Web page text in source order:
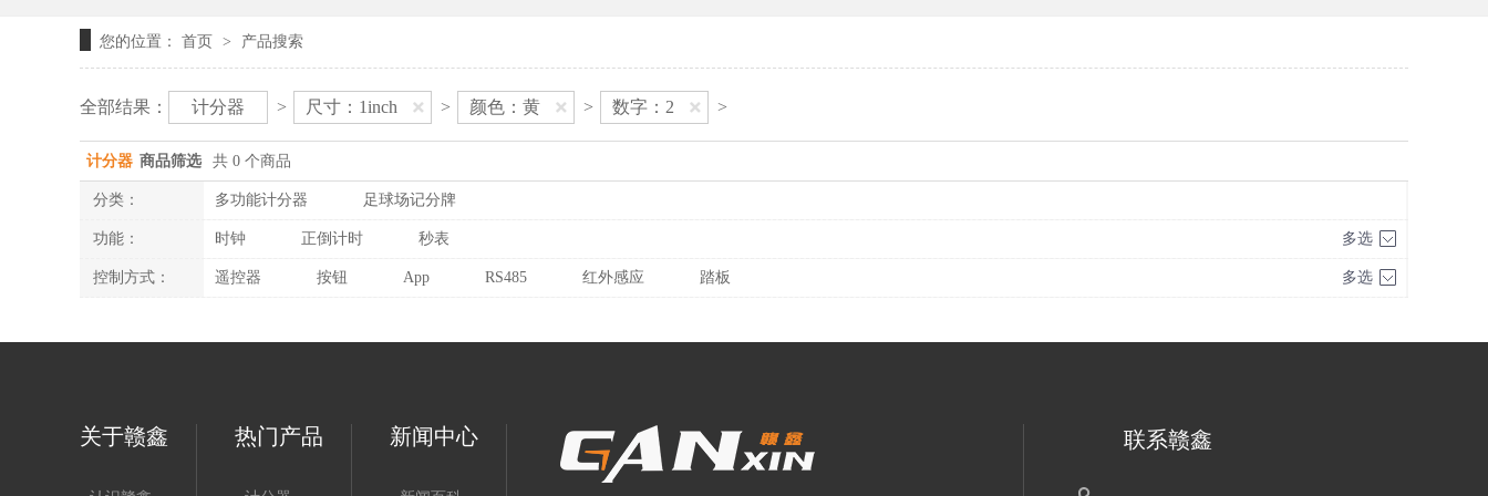
您的位置： 首页 > 产品搜索
全部结果： 计分器 > 尺寸：1inch > 颜色：黄 > 数字：2 >
计分器 商品筛选 共 0 个商品
分类： 多功能计分器 足球场记分牌
功能： 时钟 正倒计时 秒表 多选
控制方式： 遥控器 按钮 App RS485 红外感应 踏板 多选
关于赣鑫 热门产品 新闻中心 联系赣鑫